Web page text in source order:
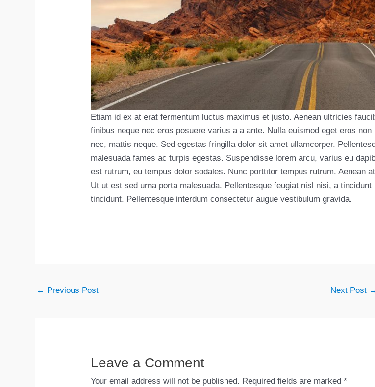
Etiam id ex at erat fermentum luctus maximus et justo. Aenean ultricies
finibus neque nec eros posuere varius a a ante. Nulla euismod eget eros
nec, mattis neque. Sed egestas fringilla dolor sit amet ullamcorper.
malesuada fames ac turpis egestas. Suspendisse lorem arcu, varius eu
est rutrum, eu tempus dolor sodales. Nunc porttitor tempus rutrum. Aenean
Ut ut est sed urna porta malesuada. Pellentesque feugiat nisl nisi, a
tincidunt. Pellentesque interdum consectetur augue vestibulum gravida.
← Previous Post Next Post
Leave a Comment
Your email address will not be published. Required fields are marked*